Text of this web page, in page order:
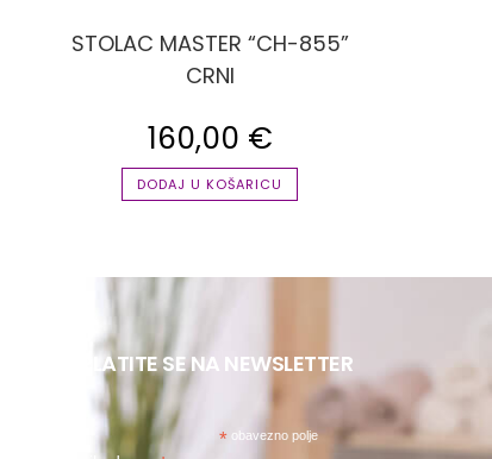
STOLAC MASTER “CH-855”
CRNI
160,00 €
DODAJ U KOŠARICU
PRETPLATITE SE NA NEWSLETTER
*obavezno polje